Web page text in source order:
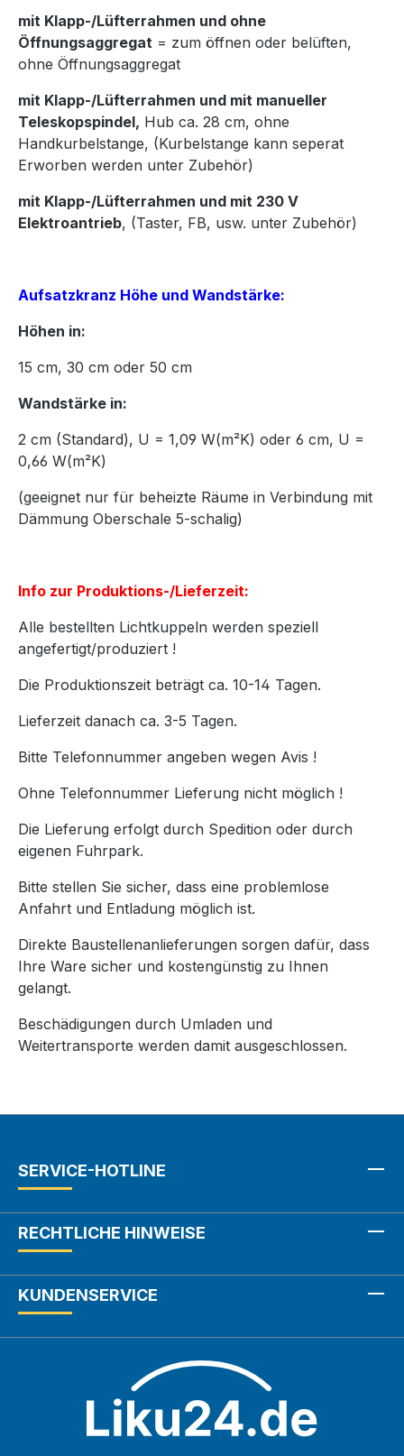
mit Klapp-/Lüfterrahmen und ohne
Öffnungsaggregat = zum öffnen oder belüften,
ohne Öffnungsaggregat
mit Klapp-/Lüfterrahmen und mit manueller
Teleskopspindel, Hub ca. 28 cm, ohne
Handkurbelstange, (Kurbelstange kann seperat
Erworben werden unter Zubehör)
mit Klapp-/Lüfterrahmen und mit 230 V
Elektroantrieb, (Taster, FB, usw. unter Zubehör)
Aufsatzkranz Höhe und Wandstärke:
Höhen in:
15 cm, 30 cm oder 50 cm
Wandstärke in:
2 cm (Standard), U = 1,09 W(m²K) oder 6 cm, U =
0,66 W(m²K)
(geeignet nur für beheizte Räume in Verbindung mit
Dämmung Oberschale 5-schalig)
Info zur Produktions-/Lieferzeit:
Alle bestellten Lichtkuppeln werden speziell
angefertigt/produziert !
Die Produktionszeit beträgt ca. 10-14 Tagen.
Lieferzeit danach ca. 3-5 Tagen.
Bitte Telefonnummer angeben wegen Avis !
Ohne Telefonnummer Lieferung nicht möglich !
Die Lieferung erfolgt durch Spedition oder durch
eigenen Fuhrpark.
Bitte stellen Sie sicher, dass eine problemlose
Anfahrt und Entladung möglich ist.
Direkte Baustellenanlieferungen sorgen dafür, dass
Ihre Ware sicher und kostengünstig zu Ihnen
gelangt.
Beschädigungen durch Umladen und
Weitertransporte werden damit ausgeschlossen.
SERVICE-HOTLINE
RECHTLICHE HINWEISE
KUNDENSERVICE